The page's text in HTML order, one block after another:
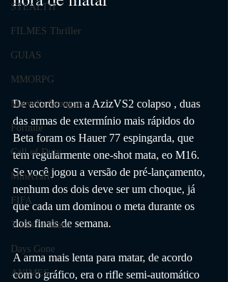
STEALTH
FILMES Thriller
GUIAS
MMORPG
Marvel's Avengers
Fortnite
Call of Duty
Minecraft
FIFA
Trials of Mana
Days Gone
ANIMES
De acordo com a AzizVS2 colapso , duas
das armas de extermínio mais rápidos do
Beta foram os Hauer 77 espingarda, que
tem regularmente one-shot mata, eo M16.
Se você jogou a versão de pré-lançamento,
nenhum dos dois deve ser um choque, já
que cada um dominou o meta durante os
dois finais de semana.
A arma mais lenta para matar, de acordo
com o gráfico, era o rifle semi-automático